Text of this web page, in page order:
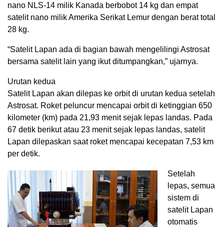
nano NLS-14 milik Kanada berbobot 14 kg dan empat
satelit nano milik Amerika Serikat Lemur dengan berat total
28 kg.
“Satelit Lapan ada di bagian bawah mengelilingi Astrosat
bersama satelit lain yang ikut ditumpangkan,” ujarnya.
Urutan kedua
Satelit Lapan akan dilepas ke orbit di urutan kedua setelah
Astrosat. Roket peluncur mencapai orbit di ketinggian 650
kilometer (km) pada 21,93 menit sejak lepas landas. Pada
67 detik berikut atau 23 menit sejak lepas landas, satelit
Lapan dilepaskan saat roket mencapai kecepatan 7,53 km
per detik.
Setelah
lepas, semua
sistem di
satelit Lapan
otomatis